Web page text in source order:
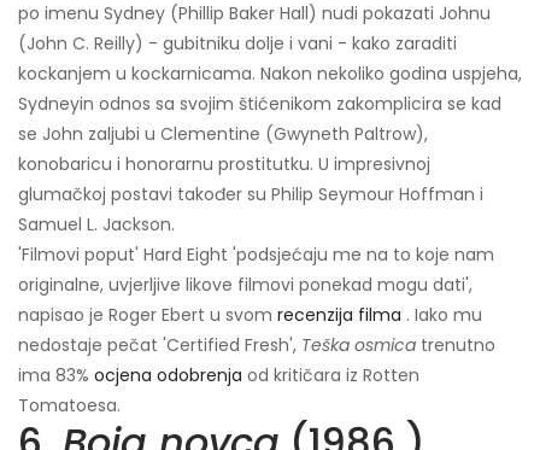
po imenu Sydney (Phillip Baker Hall) nudi pokazati Johnu
(John C. Reilly) - gubitniku dolje i vani - kako zaraditi
kockanjem u kockarnicama. Nakon nekoliko godina uspjeha,
Sydneyin odnos sa svojim štićenikom zakomplicira se kad
se John zaljubi u Clementine (Gwyneth Paltrow),
konobaricu i honorarnu prostitutku. U impresivnoj
glumačkoj postavi također su Philip Seymour Hoffman i
Samuel L. Jackson.
'Filmovi poput' Hard Eight 'podsjećaju me na to koje nam
originalne, uvjerljive likove filmovi ponekad mogu dati',
napisao je Roger Ebert u svom recenzija filma . Iako mu
nedostaje pečat 'Certified Fresh', Teška osmica trenutno
ima 83% ocjena odobrenja od kritičara iz Rotten
Tomatoesa.